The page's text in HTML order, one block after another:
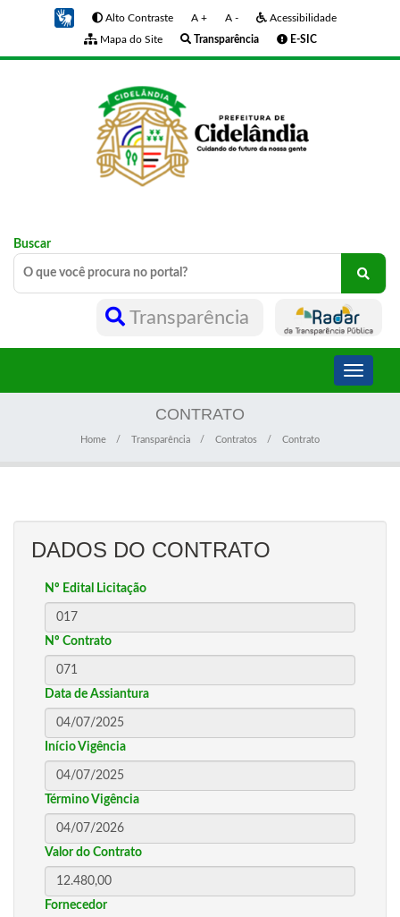
Alto Contraste A + A -
Acessibilidade
Mapa do Site
Transparência E-SIC
Buscar
Transparência
Toggle
CONTRATO
Home Transparência Contratos Contrato
DADOS DO CONTRATO
Nº Edital Licitação
Nº Contrato
Data de Assiantura
Início Vigência
Término Vigência
Valor do Contrato
Fornecedor